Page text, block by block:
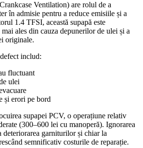
Ventilation) are rolul de a
în admisie pentru a reduce emisiile și a
1.4 TFSI, această supapă este
ales din cauza depunerilor de ulei și a
originale.
includ:
fluctuant
ulei
și erori pe bord
supapei PCV, o operațiune relativ
(300–600 lei cu manoperă). Ignorarea
deteriorarea garniturilor și chiar la
semnificativ costurile de reparație.